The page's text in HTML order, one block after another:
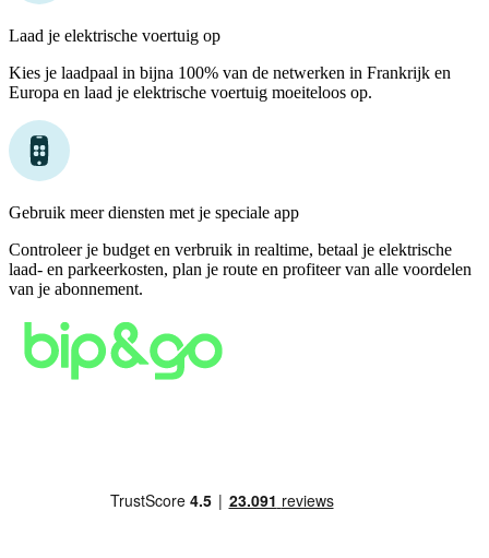
Laad je elektrische voertuig op
Kies je laadpaal in bijna 100% van de netwerken in Frankrijk en
Europa en laad je elektrische voertuig moeiteloos op.
Gebruik meer diensten met je speciale app
Controleer je budget en verbruik in realtime, betaal je elektrische
laad- en parkeerkosten, plan je route en profiteer van alle voordelen
van je abonnement.